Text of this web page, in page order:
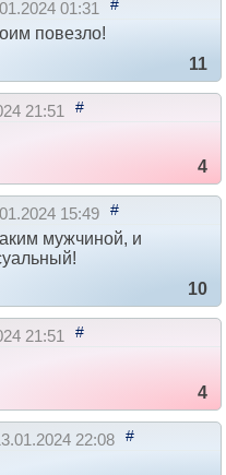
01:31 #
повезло!
11
21:51 #
4
15:49 #
мужчиной, и
10
21:51 #
4
22:08 #